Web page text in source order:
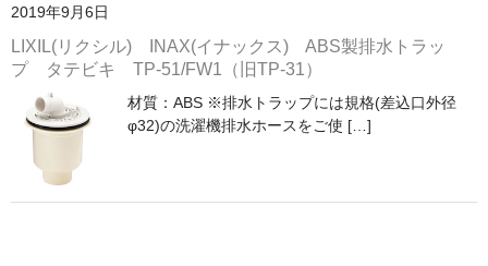
2019年9月6日
LIXIL(リクシル) INAX(イナックス) ABS製排水トラッ
プ タテビキ TP-51/FW1（旧TP-31）
材質：ABS ※排水トラップには規格(差込口外径
φ32)の洗濯機排水ホースをご使 […]